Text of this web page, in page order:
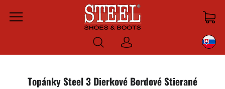
Menu
Prihlásiť
sa
Topánky Steel 3 Dierkové Bordové Stierané